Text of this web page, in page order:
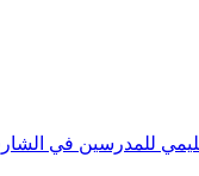
للمدرسين في